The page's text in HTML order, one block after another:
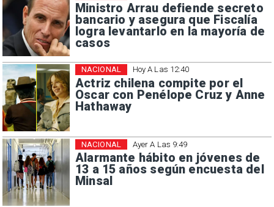
Ministro Arrau defiende secreto
bancario y asegura que Fiscalía
logra levantarlo en la mayoría de
casos
Hoy A Las 12:40
Actriz chilena compite por el
Oscar con Penélope Cruz y Anne
Hathaway
NACIONAL
Ayer A Las 9:49
Alarmante hábito en jóvenes de
13 a 15 años según encuesta del
Minsal
NACIONAL